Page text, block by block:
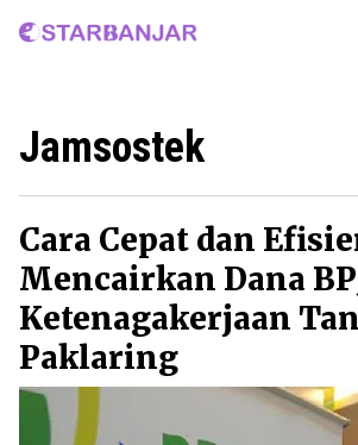
Home
Jamsostek
Cara Cepat dan
Mencairkan Dana
Ketenagakerjaan
Paklaring